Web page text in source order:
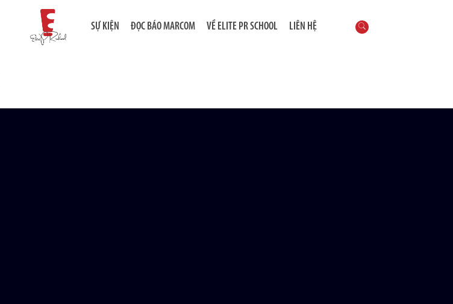
SỰ KIỆN ĐỌC BÁO MARCOM VỀ ELITE PR SCHOOL LIÊN HỆ